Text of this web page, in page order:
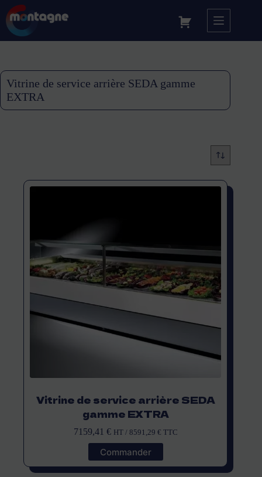
Vitrine de service arrière SEDA gamme
EXTRA
Vitrine de service arrière SEDA
gamme EXTRA
7159,41 € HT / 8591,29 € TTC
Commander